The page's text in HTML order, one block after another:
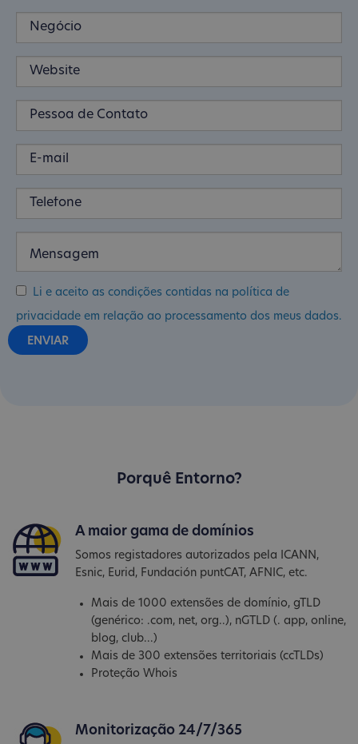
Li e aceito as condições contidas na política de
privacidade em relação ao processamento dos meus dados.
Porquê Entorno?
A maior gama de domínios
Somos registadores autorizados pela ICANN,
Esnic, Eurid, Fundación puntCAT, AFNIC, etc.
Mais de 1000 extensões de domínio, gTLD
(genérico: .com, net, org..), nGTLD (. app, online,
blog, club...)
Mais de 300 extensões territoriais (ccTLDs)
Proteção Whois
Monitorização 24/7/365